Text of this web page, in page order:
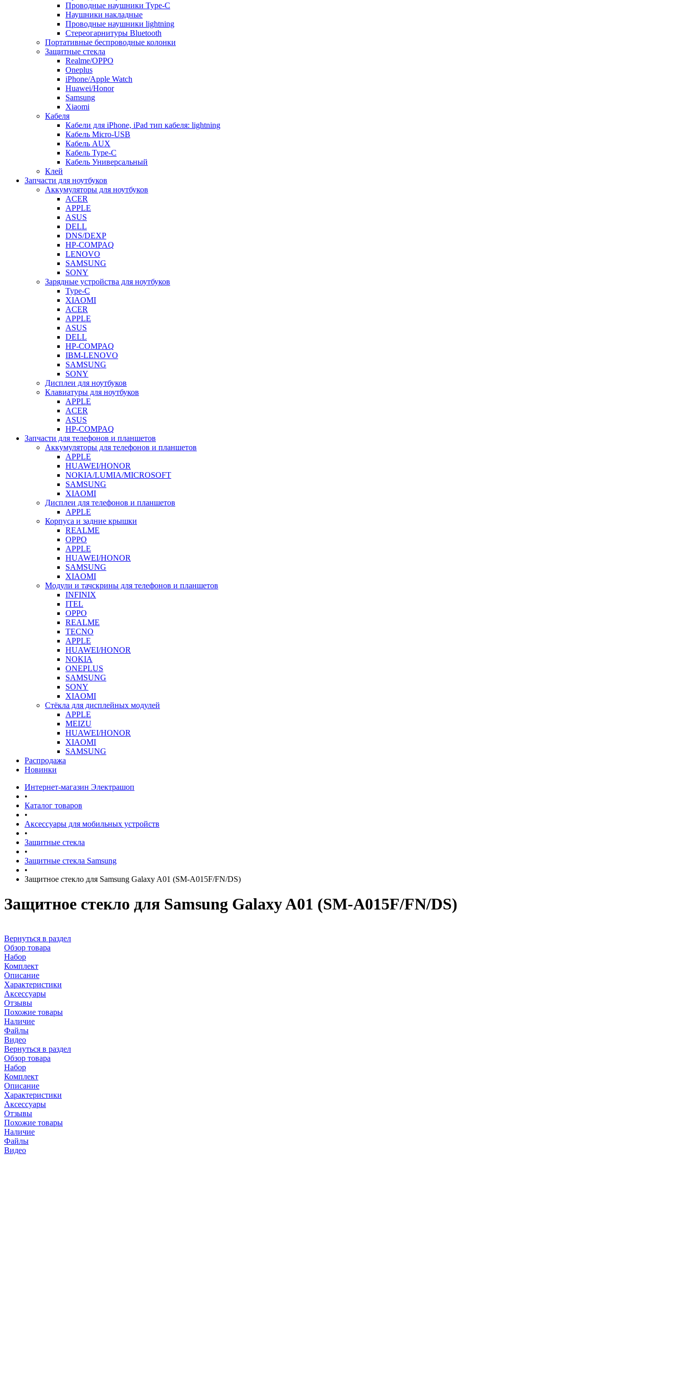
Проводные наушники Type-C
Наушники накладные
Проводные наушники lightning
Стереогарнитуры Bluetooth
Портативные беспроводные колонки
Защитные стекла
Realme/OPPO
Oneplus
iPhone/Apple Watch
Huawei/Honor
Samsung
Xiaomi
Кабеля
Кабели для iPhone, iPad тип кабеля: lightning
Кабель Micro-USB
Кабель AUX
Кабель Type-C
Кабель Универсальный
Клей
Запчасти для ноутбуков
Аккумуляторы для ноутбуков
ACER
APPLE
ASUS
DELL
DNS/DEXP
HP-COMPAQ
LENOVO
SAMSUNG
SONY
Зарядные устройства для ноутбуков
Type-C
XIAOMI
ACER
APPLE
ASUS
DELL
HP-COMPAQ
IBM-LENOVO
SAMSUNG
SONY
Дисплеи для ноутбуков
Клавиатуры для ноутбуков
APPLE
ACER
ASUS
HP-COMPAQ
Запчасти для телефонов и планшетов
Аккумуляторы для телефонов и планшетов
APPLE
HUAWEI/HONOR
NOKIA/LUMIA/MICROSOFT
SAMSUNG
XIAOMI
Дисплеи для телефонов и планшетов
APPLE
Корпуса и задние крышки
REALME
OPPO
APPLE
HUAWEI/HONOR
SAMSUNG
XIAOMI
Модули и тачскрины для телефонов и планшетов
INFINIX
ITEL
OPPO
REALME
TECNO
APPLE
HUAWEI/HONOR
NOKIA
ONEPLUS
SAMSUNG
SONY
XIAOMI
Стёкла для дисплейных модулей
APPLE
MEIZU
HUAWEI/HONOR
XIAOMI
SAMSUNG
Распродажа
Новинки
Интернет-магазин Электрашоп
•
Каталог товаров
•
Аксессуары для мобильных устройств
•
Защитные стекла
•
Защитные стекла Samsung
•
Защитное стекло для Samsung Galaxy A01 (SM-A015F/FN/DS)
Защитное стекло для Samsung Galaxy A01 (SM-A015F/FN/DS)
Вернуться в раздел
Обзор товара
Набор
Комплект
Описание
Характеристики
Аксессуары
Отзывы
Похожие товары
Наличие
Файлы
Видео
Вернуться в раздел
Обзор товара
Набор
Комплект
Описание
Характеристики
Аксессуары
Отзывы
Похожие товары
Наличие
Файлы
Видео